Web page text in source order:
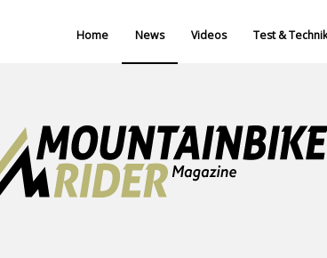
Home News Videos Test & Technik